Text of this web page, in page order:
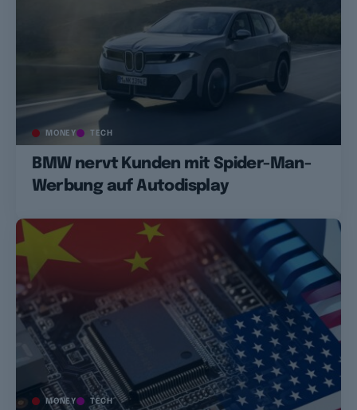
MONEY TECH
BMW nervt Kunden mit Spider-Man-
Werbung auf Autodisplay
MONEY TECH